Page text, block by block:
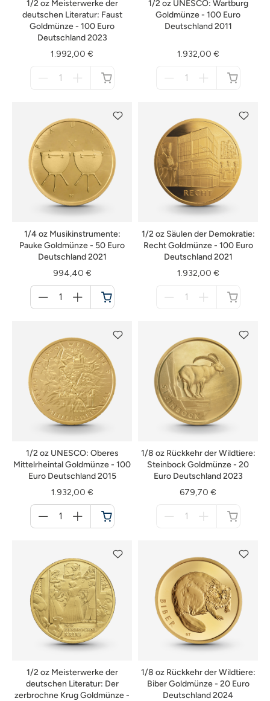
1/2 oz Meisterwerke der
deutschen Literatur: Faust
Goldmünze - 100 Euro
Deutschland 2023
1.992,00 €
1/2 oz UNESCO: Wartburg
Goldmünze - 100 Euro
Deutschland 2011
1.932,00 €
1/4 oz Musikinstrumente:
Pauke Goldmünze - 50 Euro
Deutschland 2021
994,40 €
für
Warenkorb
1/2 oz Säulen der Demokratie:
Recht Goldmünze - 100 Euro
Deutschland 2021
1.932,00 €
1/2 oz UNESCO: Oberes
Mittelrheintal Goldmünze - 100
Euro Deutschland 2015
1.932,00 €
für
Warenkorb
1/8 oz Rückkehr der Wildtiere:
Steinbock Goldmünze - 20
Euro Deutschland 2023
679,70 €
1/2 oz Meisterwerke der
deutschen Literatur: Der
zerbrochne Krug Goldmünze -
1/8 oz Rückkehr der Wildtiere:
Biber Goldmünze - 20 Euro
Deutschland 2024